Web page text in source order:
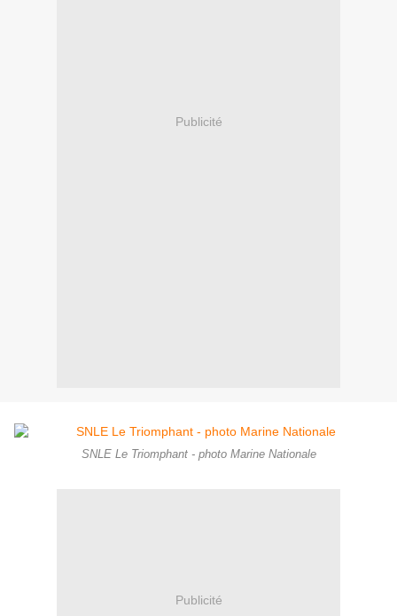
Publicité
SNLE Le Triomphant - photo Marine Nationale
Publicité